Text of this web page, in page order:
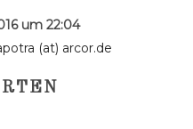
um 22:04
(at) arcor.de